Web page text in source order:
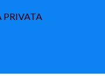
PRIVATA